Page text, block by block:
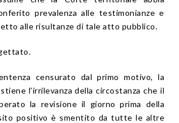
prevalenza alle testimonianze e
alle risultanze di tale atto pubblico.
censurato dal primo motivo, la
l’irrilevanza della circostanza che il
la revisione il giorno prima della
positivo è smentito da tutte le altre